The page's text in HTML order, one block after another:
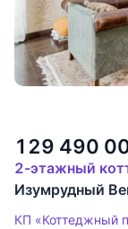
129 490
2-этажный
Изумрудный
КП «Коттеджный